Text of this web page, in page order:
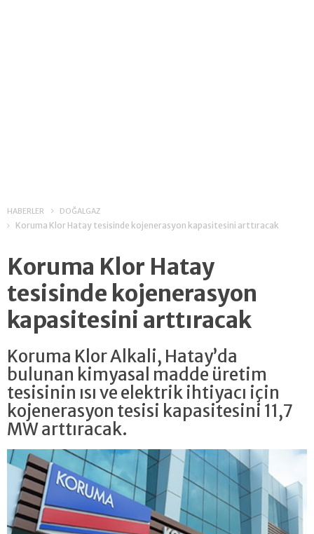
HABERLER DOĞALGAZ
Koruma Klor Hatay tesisinde kojenerasyon kapasitesini arttıracak
Koruma Klor Hatay
tesisinde kojenerasyon
kapasitesini arttıracak
Koruma Klor Alkali, Hatay’da
bulunan kimyasal madde üretim
tesisinin ısı ve elektrik ihtiyacı için
kojenerasyon tesisi kapasitesini 11,7
MW arttıracak.